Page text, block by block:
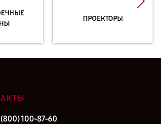
ПРОЕКТОРЫ
(800) 100-87-60